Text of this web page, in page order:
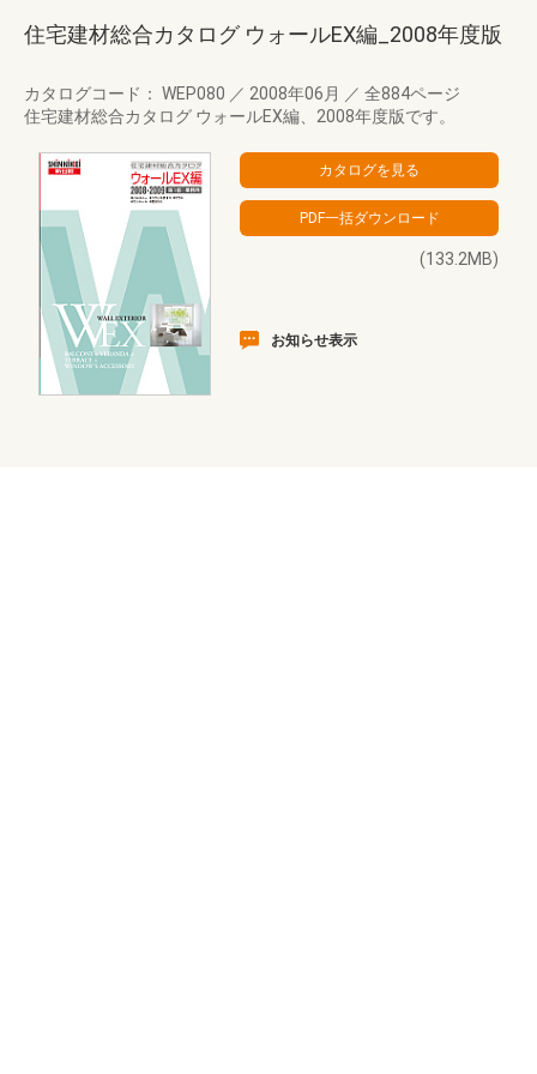
住宅建材総合カタログ ウォールEX編_2008年度版
カタログコード： WEP080 ／ 2008年06月 ／ 全884ページ
住宅建材総合カタログ ウォールEX編、2008年度版です。
(133.2MB)
お知らせ表示